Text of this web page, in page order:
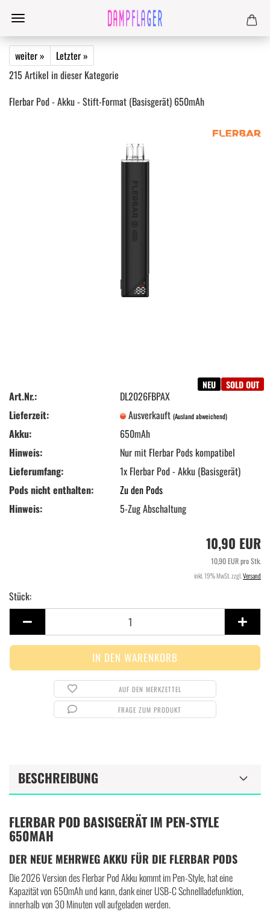
weiter »
Letzter »
215 Artikel in dieser Kategorie
Flerbar Pod - Akku - Stift-Format (Basisgerät) 650mAh
NEU SOLD OUT
Art.Nr.:
DL2026FBPAX
Lieferzeit:
Ausverkauft(Ausland abweichend)
Akku:
650mAh
Hinweis:
Nur mit Flerbar Pods kompatibel
Lieferumfang:
1x Flerbar Pod - Akku (Basisgerät)
Pods nicht enthalten:
Zu den Pods
Hinweis:
5-Zug Abschaltung
10,90 EUR
10,90 EUR pro Stk.
inkl. 19% MwSt. zzgl. Versand
Stück:
Stück
AUF DEN MERKZETTEL
FRAGE ZUM PRODUKT
BESCHREIBUNG
FLERBAR POD BASISGERÄT IM PEN-STYLE
650MAH
DER NEUE MEHRWEG AKKU FÜR DIE FLERBAR PODS
Die 2026 Version des Flerbar Pod Akku kommt im Pen-Style, hat eine
Kapazität von 650mAh und kann, dank einer USB-C Schnellladefunktion,
innerhalb von 30 Minuten voll aufgeladen werden.